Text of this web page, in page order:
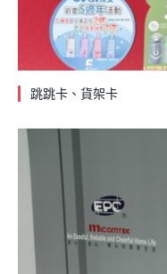
跳跳卡、貨架卡